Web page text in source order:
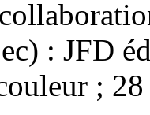
: JFD
;